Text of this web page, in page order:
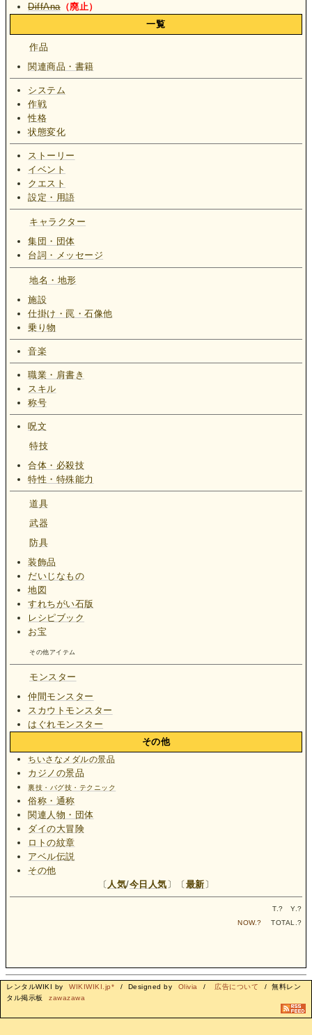
DiffAna（廃止）
一覧
作品
関連商品・書籍
システム
作戦
性格
状態変化
ストーリー
イベント
クエスト
設定・用語
キャラクター
集団・団体
台詞・メッセージ
地名・地形
施設
仕掛け・罠・石像他
乗り物
音楽
職業・肩書き
スキル
称号
呪文
特技
合体・必殺技
特性・特殊能力
道具
武器
防具
装飾品
だいじなもの
地図
すれちがい石版
レシピブック
お宝
その他アイテム
モンスター
仲間モンスター
スカウトモンスター
はぐれモンスター
その他
ちいさなメダルの景品
カジノの景品
裏技・バグ技・テクニック
俗称・通称
関連人物・団体
ダイの大冒険
ロトの紋章
アベル伝説
その他
〔 人気/今日人気 〕〔 最新 〕
T.? Y.?
NOW.? TOTAL.?
レンタルWIKI by WIKIWIKI.jp* / Designed by Olivia / 広告について
/ 無料レン
タル掲示板
zawazawa